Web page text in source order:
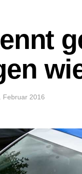
Februar 2016